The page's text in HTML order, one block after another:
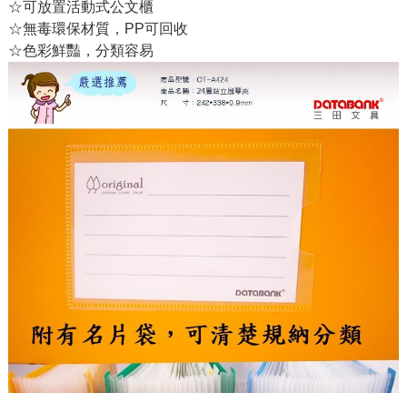
☆可放置活動式公文櫃
☆無毒環保材質，PP可回收
☆色彩鮮豔，分類容易